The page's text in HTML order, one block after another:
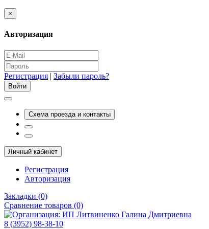
×
Авторизация
Регистрация | Забыли пароль?
Схема проезда и контакты
Личный кабинет
Регистрация
Авторизация
Закладки (0)
Сравнение товаров (0)
8 (3952) 98-38-10